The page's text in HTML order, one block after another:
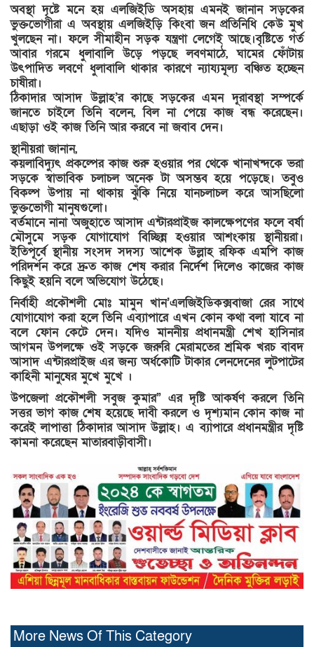
অবস্থা দৃষ্টে মনে হয় এলজিইডি অসহায় এমনই জানান সড়কের
ভুক্তভোগীরা এ অবস্থায় এলজিইড়ি কিংবা জন প্রতিনিধি কেউ মুখ
খুলছেন না। ফলে সীমাহীন সড়ক যন্ত্রণা লেগেই আছে।বৃষ্টিতে গর্ত
আবার গরমে ধুলাবালি উড়ে পড়ছে লবণমাঠে, ঘামের ফোঁটায়
উৎপাদিত লবণে ধুলাবালি থাকার কারণে ন্যায্যমূল্য বঞ্চিত হচ্ছেন
চাষীরা।
ঠিকাদার আসাদ উল্লাহ’র কাছে সড়কের এমন দূরাবস্থা সম্পর্কে
জানতে চাইলে তিনি বলেন, বিল না পেয়ে কাজ বন্ধ করেছেন।
এছাড়া ওই কাজ তিনি আর করবে না জবাব দেন।
স্থানীয়রা জানান,
কয়লাবিদ্যুৎ প্রকল্পের কাজ শুরু হওয়ার পর থেকে খানাখন্দকে ভরা
সড়কে স্বাভাবিক চলাচল অনেক টা অসম্ভব হয়ে পড়েছে। তবুও
বিকল্প উপায় না থাকায় ঝুঁকি নিয়ে যানচলাচল করে আসছিলো
ভুক্তভোগী মানুষগুলো।
বর্তমানে নানা অজুহাতে আসাদ এন্টারপ্রাইজ কালক্ষেপণের ফলে বর্ষা
মৌসুমে সড়ক যোগাযোগ বিচ্ছিন্ন হওয়ার আশংকায় স্থানীয়রা।
ইতিপূর্বে স্থানীয় সংসদ সদস্য আশেক উল্লাহ রফিক এমপি কাজ
পরিদর্শন করে দ্রুত কাজ শেষ করার নির্দেশ দিলেও কাজের কাজ
কিছুই হয়নি বলে অভিযোগ উঠেছে।
নির্বাহী প্রকৌশলী মোঃ মামুন খান’এলজিইডিকক্সবাজা রের সাথে
যোগাযোগ করা হলে তিনি এব্যাপারে এখন কোন কথা বলা যাবে না
বলে ফোন কেটে দেন। যদিও মাননীয় প্রধানমন্ত্রী শেখ হাসিনার
আগমন উপলক্ষে ওই সড়কে জরুরি মেরামতের শ্রমিক খরচ বাবদ
আসাদ এন্টারপ্রাইজ এর জন্য অর্ধকোটি টাকার লেনদেনের লুটপাটের
কাহিনী মানুষের মুখে মুখে ।
উপজেলা প্রকৌশলী সবুজ কুমার” এর দৃষ্টি আকর্ষণ করলে তিনি
সত্তর ভাগ কাজ শেষ হয়েছে দাবী করলে ও দৃশ্যমান কোন কাজ না
করেই লাপাত্তা ঠিকাদার আসাদ উল্লাহ। এ ব্যাপারে প্রধানমন্ত্রীর দৃষ্টি
কামনা করেছেন মাতারবাড়ীবাসী।
More News Of This Category